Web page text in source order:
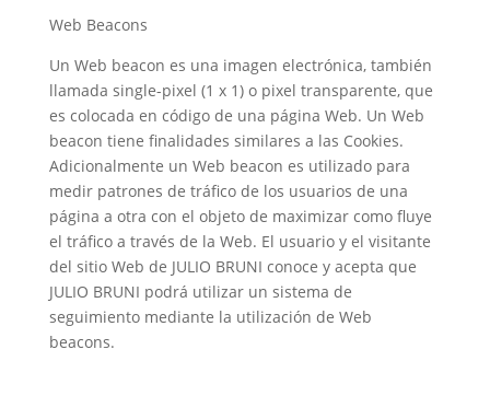
Web Beacons
Un Web beacon es una imagen electrónica, también
llamada single-pixel (1 x 1) o pixel transparente, que
es colocada en código de una página Web. Un Web
beacon tiene finalidades similares a las Cookies.
Adicionalmente un Web beacon es utilizado para
medir patrones de tráfico de los usuarios de una
página a otra con el objeto de maximizar como fluye
el tráfico a través de la Web. El usuario y el visitante
del sitio Web de JULIO BRUNI conoce y acepta que
JULIO BRUNI podrá utilizar un sistema de
seguimiento mediante la utilización de Web
beacons.